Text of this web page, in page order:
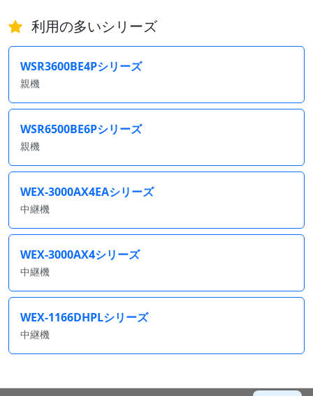
利用の多いシリーズ
WSR3600BE4Pシリーズ
親機
WSR6500BE6Pシリーズ
親機
WEX-3000AX4EAシリーズ
中継機
WEX-3000AX4シリーズ
中継機
WEX-1166DHPLシリーズ
中継機